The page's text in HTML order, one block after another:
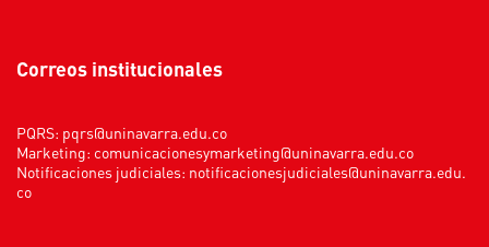
Correos institucionales
PQRS: pqrs@uninavarra.edu.co
Marketing: comunicacionesymarketing@uninavarra.edu.co
Notificaciones judiciales: notificacionesjudiciales@uninavarra.edu.
co